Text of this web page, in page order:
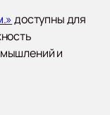
доступны для
и